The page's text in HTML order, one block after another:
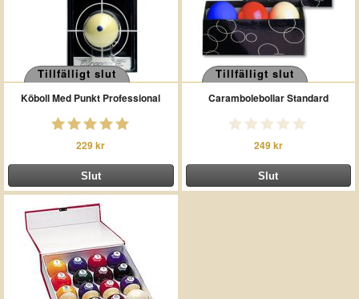
Tillfälligt slut
Köboll Med Punkt Professional
229 kr
Tillfälligt slut
Carambolebollar Standard
249 kr